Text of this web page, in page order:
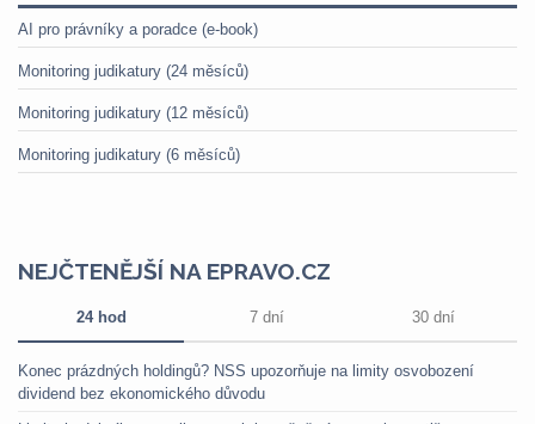
AI pro právníky a poradce (e-book)
Monitoring judikatury (24 měsíců)
Monitoring judikatury (12 měsíců)
Monitoring judikatury (6 měsíců)
NEJČTENĚJŠÍ NA EPRAVO.CZ
24 hod 7 dní 30 dní
Konec prázdných holdingů? NSS upozorňuje na limity osvobození
dividend bez ekonomického důvodu